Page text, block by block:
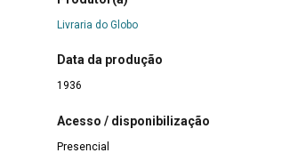
Livraria do Globo
Data da produção
1936
Acesso / disponibilização
Presencial